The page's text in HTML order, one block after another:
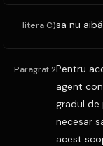
litera C)sa nu
Paragraf 2Pentru
agent
gradul de
necesar
acest